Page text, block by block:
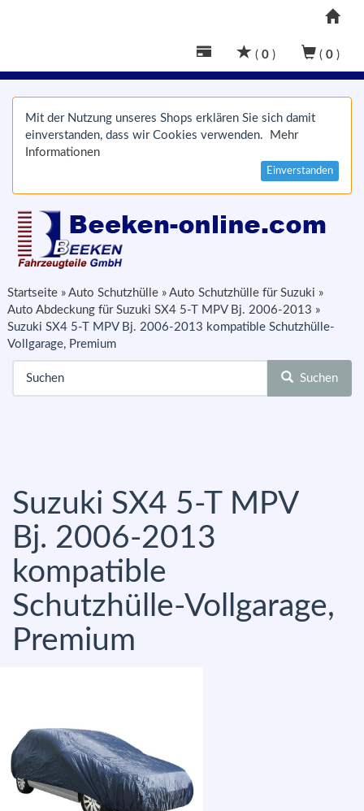
( 0 ) ( 0 )
Mit der Nutzung unseres Shops erklären Sie sich damit
einverstanden, dass wir Cookies verwenden.
Mehr
Informationen
Einverstanden
Startseite » Auto Schutzhülle » Auto Schutzhülle für Suzuki »
Auto Abdeckung für Suzuki SX4 5-T MPV Bj. 2006-2013 »
Suzuki SX4 5-T MPV Bj. 2006-2013 kompatible Schutzhülle-
Vollgarage, Premium
Suchen
Suzuki SX4 5-T MPV
Bj. 2006-2013
kompatible
Schutzhülle-Vollgarage,
Premium